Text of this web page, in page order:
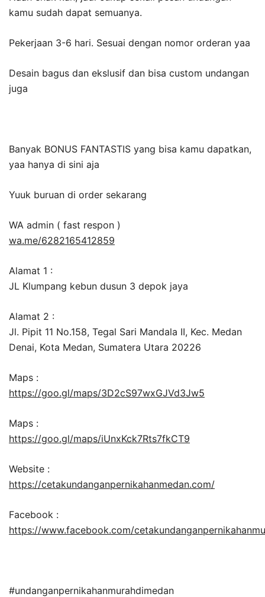
kamu sudah dapat semuanya.
Pekerjaan 3-6 hari. Sesuai dengan nomor orderan yaa
Desain bagus dan ekslusif dan bisa custom undangan
juga
Banyak BONUS FANTASTIS yang bisa kamu dapatkan,
yaa hanya di sini aja
Yuuk buruan di order sekarang
WA admin ( fast respon )
wa.me/6282165412859
Alamat 1 :
JL Klumpang kebun dusun 3 depok jaya
Alamat 2 :
Jl. Pipit 11 No.158, Tegal Sari Mandala II, Kec. Medan
Denai, Kota Medan, Sumatera Utara 20226
Maps :
https://goo.gl/maps/3D2cS97wxGJVd3Jw5
Maps :
https://goo.gl/maps/iUnxKck7Rts7fkCT9
Website :
https://cetakundanganpernikahanmedan.com/
Facebook :
https://www.facebook.com/
#undanganpernikahanmurahdimedan